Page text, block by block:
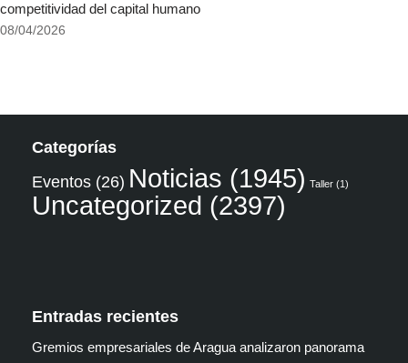
competitividad del capital humano
08/04/2026
Categorías
Eventos (26) Noticias (1945) Taller (1)
Uncategorized (2397)
Entradas recientes
Gremios empresariales de Aragua analizaron panorama